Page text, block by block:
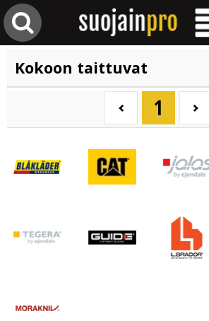
Kokoon taittuvat
1